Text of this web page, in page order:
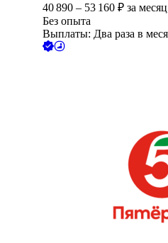
40 890 – 53 160 ₽ за
Без опыта
Выплаты: Два раза в